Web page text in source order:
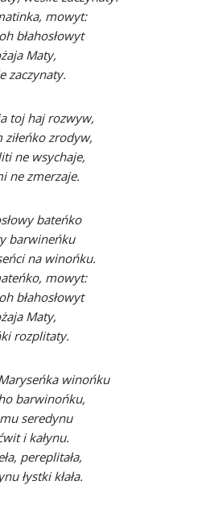
mowyt:
błahosłowyt
Maty,
zaczynaty.
toj haj rozwyw,
ziłeńko zrodyw,
ne wsychaje,
ne zmerzaje.
bateńko
barwineńku
na winońku.
mowyt:
błahosłowyt
Maty,
rozplitaty.
Maryseńka winońku
barwinońku,
seredynu
i kałynu.
pereplitała,
łystki kłała.